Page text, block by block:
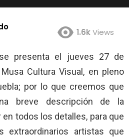
1.6kViews
presenta el jueves 27 de
Cultura Visual, en pleno
por lo que creemos que
breve descripción de la
todos los detalles, para que
extraordinarios artistas que